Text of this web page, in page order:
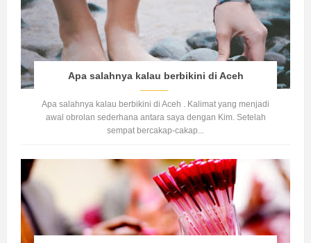
Apa salahnya kalau berbikini di Aceh
Apa salahnya kalau berbikini di Aceh . Kalimat yang menjadi
awal obrolan sederhana antara saya dengan Kim. Setelah
sempat bercakap-cakap...